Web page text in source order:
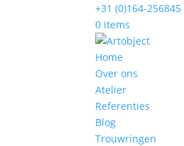
+31 (0)164-256845
0 items
Home
Over ons
Atelier
Referenties
Blog
Trouwringen